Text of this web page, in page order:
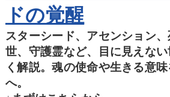
ドの覚醒
スターシード、アセンション
世、守護霊など、目に見えな
く解説。魂の使命や生きる意
へ。